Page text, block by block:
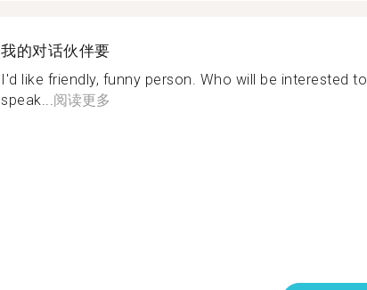
我的对话伙伴要
I'd like friendly, funny person. Who will be interested to
speak...阅读更多